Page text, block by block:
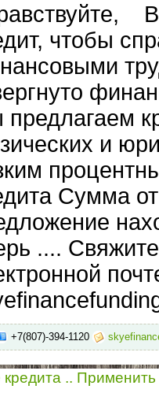
чтобы
и
Сумма
....
+7(807)-394-1120
.. Применить